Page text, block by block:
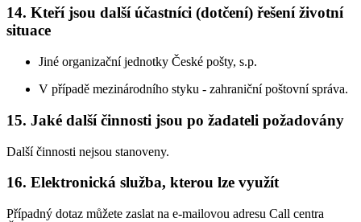
14. Kteří jsou další účastníci (dotčení) řešení životní
situace
Jiné organizační jednotky České pošty, s.p.
V případě mezinárodního styku - zahraniční poštovní správa.
15. Jaké další činnosti jsou po žadateli požadovány
Další činnosti nejsou stanoveny.
16. Elektronická služba, kterou lze využít
Případný dotaz můžete zaslat na e-mailovou adresu Call centra